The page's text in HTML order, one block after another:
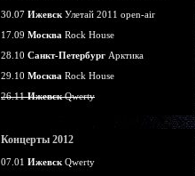
30.07 Ижевск Улетай 2011 open-air
17.09 Москва Rock House
28.10 Санкт-Петербург Арктика
29.10 Москва Rock House
26.11ИжевскQwerty
Концерты 2012
07.01 Ижевск Qwerty